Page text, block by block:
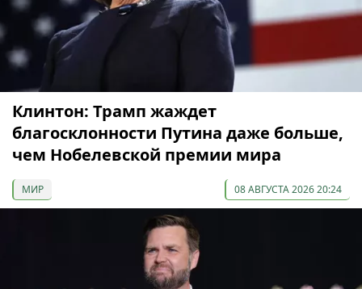
Клинтон: Трамп жаждет
благосклонности Путина даже больше,
чем Нобелевской премии мира
МИР 08 АВГУСТА 2026 20:24